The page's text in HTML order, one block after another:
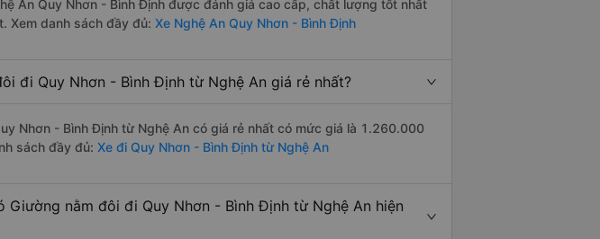
An Quy Nhơn - Bình Định được đánh giá cao cấp, chất lượng tốt nhất
Xem danh sách đầy đủ: Xe Nghệ An Quy Nhơn - Bình Định
đi Quy Nhơn - Bình Định từ Nghệ An giá rẻ nhất?
Nhơn - Bình Định từ Nghệ An có giá rẻ nhất có mức giá là 1.260.000
sách đầy đủ: Xe đi Quy Nhơn - Bình Định từ Nghệ An
Giường nằm đôi đi Quy Nhơn - Bình Định từ Nghệ An hiện